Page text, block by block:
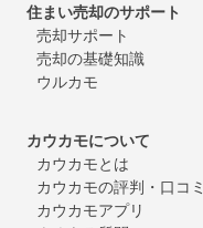
住まい売却のサポート
売却サポート
売却の基礎知識
ウルカモ
カウカモについて
カウカモとは
カウカモの評判・口コミ
カウカモアプリ